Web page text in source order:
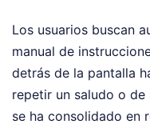
Los usuarios buscan
manual de
detrás de la pantalla
repetir un saludo o de
se ha consolidado en